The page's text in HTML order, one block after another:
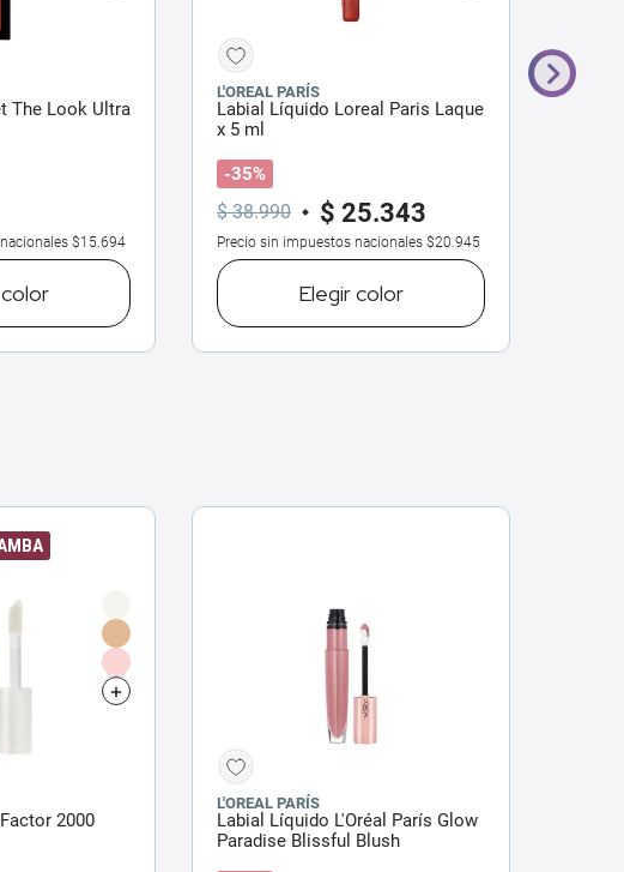
The Look Ultra
$15.694
color
L'OREAL PARÍS
Labial Líquido Loreal Paris Laque
x 5 ml
-35%
$ 38.990 $ 25.343
Precio sin impuestos nacionales $20.945
Elegircolor
2000
L'OREAL PARÍS
Labial Líquido L'Oréal París Glow
Paradise Blissful Blush